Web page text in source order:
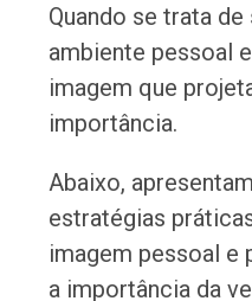
Quando se trata de
ambiente pessoal
imagem que
importância.
Abaixo,
estratégias
imagem pessoal e
a importância da